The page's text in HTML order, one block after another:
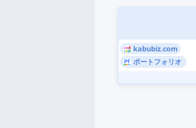
kabubiz.com
ポートフォリオ